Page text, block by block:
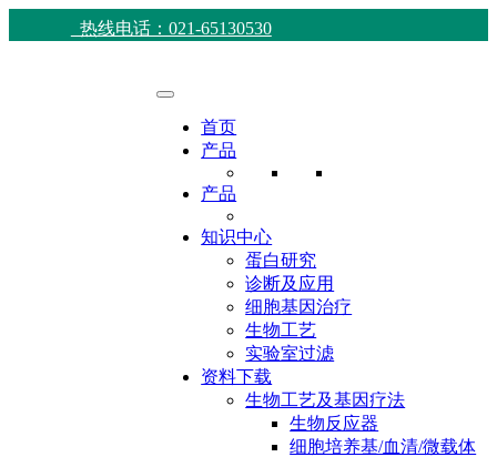
热线电话：021-65130530
首页
产品
产品
知识中心
蛋白研究
诊断及应用
细胞基因治疗
生物工艺
实验室过滤
资料下载
生物工艺及基因疗法
生物反应器
细胞培养基/血清/微载体